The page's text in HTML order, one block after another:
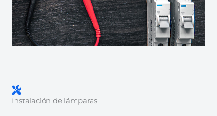
Instalación de lámparas